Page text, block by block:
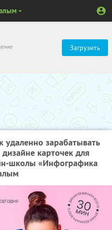
Загрузить
удаленно зарабатывать
карточек для
школы «Инфографика